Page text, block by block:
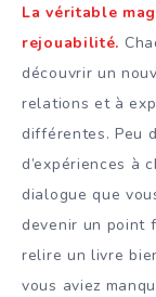
La véritable
rejouabilité.
découvrir un
relations et à
différentes. Peu
d’expériences à
dialogue que
devenir un point
relire un livre
vous aviez